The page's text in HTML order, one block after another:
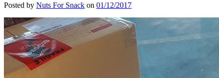
Posted by Nuts For Snack on 01/12/2017